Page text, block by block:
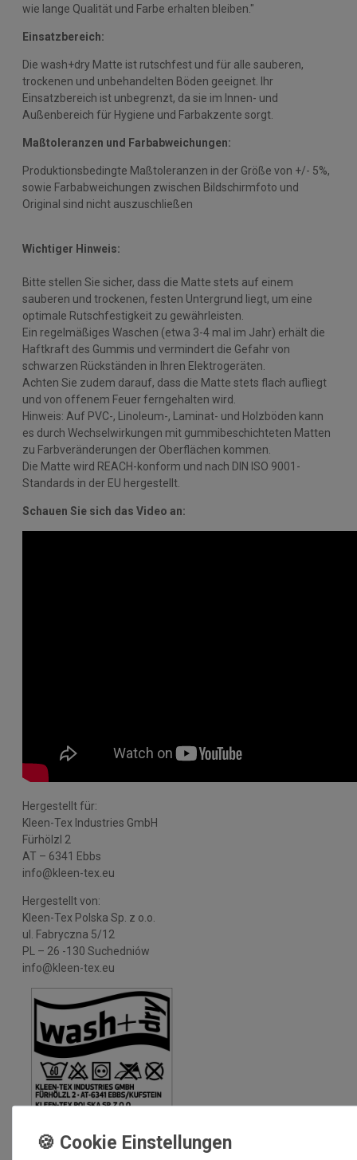
wie lange Qualität und Farbe erhalten bleiben."
Einsatzbereich:
Die wash+dry Matte ist rutschfest und für alle sauberen,
trockenen und unbehandelten Böden geeignet. Ihr
Einsatzbereich ist unbegrenzt, da sie im Innen- und
Außenbereich für Hygiene und Farbakzente sorgt.
Maßtoleranzen und Farbabweichungen:
Produktionsbedingte Maßtoleranzen in der Größe von +/- 5%,
sowie Farbabweichungen zwischen Bildschirmfoto und
Original sind nicht auszuschließen
Wichtiger Hinweis:
Bitte stellen Sie sicher, dass die Matte stets auf einem
sauberen und trockenen, festen Untergrund liegt, um eine
optimale Rutschfestigkeit zu gewährleisten.
Ein regelmäßiges Waschen (etwa 3-4 mal im Jahr) erhält die
Haftkraft des Gummis und vermindert die Gefahr von
schwarzen Rückständen in Ihren Elektrogeräten.
Achten Sie zudem darauf, dass die Matte stets flach aufliegt
und von offenem Feuer ferngehalten wird.
Hinweis: Auf PVC-, Linoleum-, Laminat- und Holzböden kann
es durch Wechselwirkungen mit gummibeschichteten Matten
zu Farbveränderungen der Oberflächen kommen.
Die Matte wird REACH-konform und nach DIN ISO 9001-
Standards in der EU hergestellt.
Schauen Sie sich das Video an:
Hergestellt für:
Kleen-Tex Industries GmbH
Fürhölzl 2
AT – 6341 Ebbs
info@kleen-tex.eu
Hergestellt von:
Kleen-Tex Polska Sp. z o.o.
ul. Fabryczna 5/12
PL – 26 -130 Suchedniów
info@kleen-tex.eu